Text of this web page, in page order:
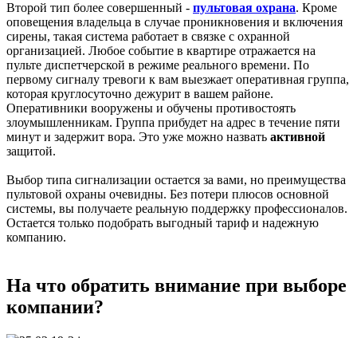
Второй тип более совершенный - пультовая охрана. Кроме
оповещения владельца в случае проникновения и включения
сирены, такая система работает в связке с охранной
организацией. Любое событие в квартире отражается на
пульте диспетчерской в режиме реального времени. По
первому сигналу тревоги к вам выезжает оперативная группа,
которая круглосуточно дежурит в вашем районе.
Оперативники вооружены и обучены противостоять
злоумышленникам. Группа прибудет на адрес в течение пяти
минут и задержит вора. Это уже можно назвать активной
защитой.
Выбор типа сигнализации остается за вами, но преимущества
пультовой охраны очевидны. Без потери плюсов основной
системы, вы получаете реальную поддержку профессионалов.
Остается только подобрать выгодный тариф и надежную
компанию.
На что обратить внимание при выборе
компании?